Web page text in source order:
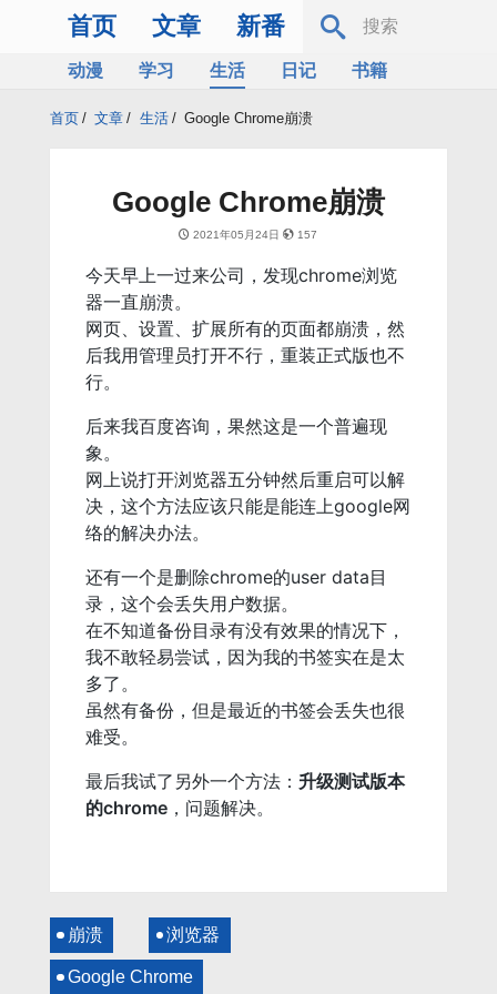
首页 文章 新番
动漫 学习 生活 日记
书籍
首页 / 文章 / 生活 / Google Chrome崩溃
Google Chrome崩溃
2021年05月24日 157
今天早上一过来公司，发现chrome浏览
器一直崩溃。
网页、设置、扩展所有的页面都崩溃，然
后我用管理员打开不行，重装正式版也不
行。
后来我百度咨询，果然这是一个普遍现
象。
网上说打开浏览器五分钟然后重启可以解
决，这个方法应该只能是能连上google网
络的解决办法。
还有一个是删除chrome的user data目
录，这个会丢失用户数据。
在不知道备份目录有没有效果的情况下，
我不敢轻易尝试，因为我的书签实在是太
多了。
虽然有备份，但是最近的书签会丢失也很
难受。
最后我试了另外一个方法： 升级测试版本
的chrome，问题解决。
崩溃 浏览器
Google Chrome